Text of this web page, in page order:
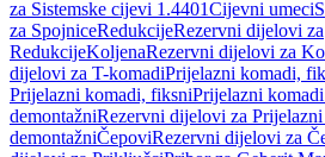
za Sistemske cijevi 1.4401Cijevni umeci
za SpojniceRedukcijeRezervni dijelovi za
RedukcijeKoljenaRezervni dijelovi za
dijelovi za T-komadiPrijelazni komadi,
Prijelazni komadi, fiksniPrijelazni
demontažniRezervni dijelovi za
demontažniČepoviRezervni dijelovi za